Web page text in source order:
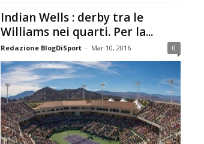
Indian Wells : derby tra le
Williams nei quarti. Per la...
Redazione BlogDiSport - Mar 10, 2016 0